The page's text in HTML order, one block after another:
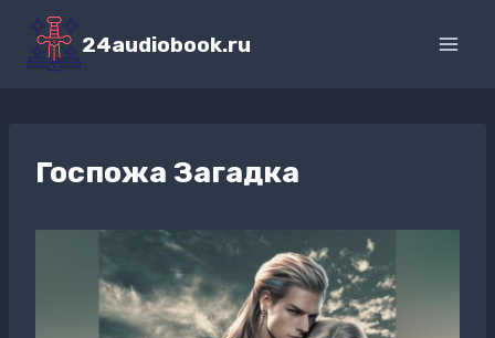
Перейти
содержимому
24audiobook.ru
Госпожа Загадка